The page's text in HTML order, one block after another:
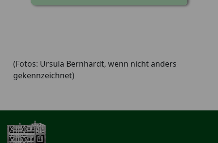
(Fotos: Ursula Bernhardt, wenn nicht anders
gekennzeichnet)